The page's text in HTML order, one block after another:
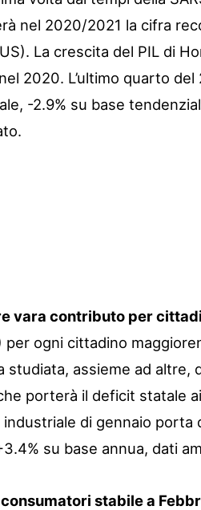
nel 2020/2021 la cifra
La crescita del PIL di
2020. L’ultimo quarto
-2.9% su base
vara contributo per
per ogni cittadino
studiata, assieme ad altre,
porterà il deficit statale
di gennaio porta
su base annua, dati
stabile a